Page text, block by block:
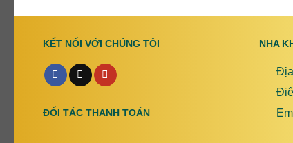
KẾT NỐI VỚI CHÚNG TÔI
ĐỐI TÁC THANH TOÁN
NHA